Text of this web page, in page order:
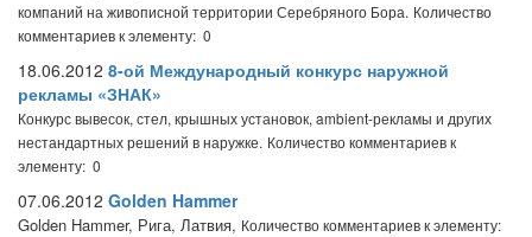
компаний на живописной территории Серебряного Бора. Количество
комментариев к элементу: 0
18.06.2012 8-ой Международный конкурс наружной
рекламы «ЗНАК»
Конкурс вывесок, стел, крышных установок, ambient-рекламы и других
нестандартных решений в наружке. Количество комментариев к
элементу: 0
07.06.2012 Golden Hammer
Golden Hammer, Рига, Латвия, Количество комментариев к элементу: